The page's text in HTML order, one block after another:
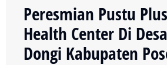
Peresmian Pustu
Health Center Di
Dongi Kabupaten